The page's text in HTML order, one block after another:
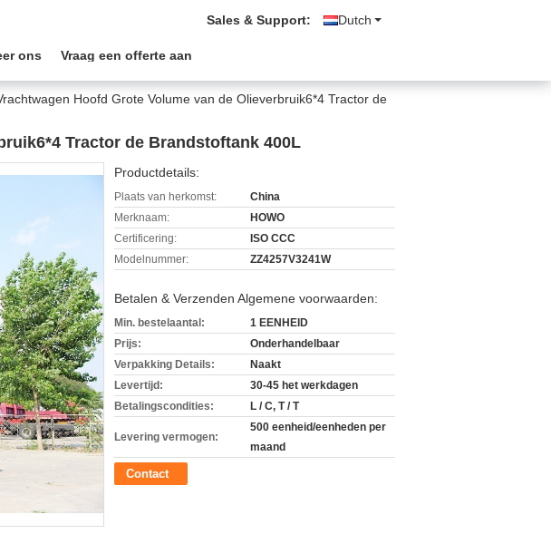
Dutch
Sales & Support:
ons Vraag een offerte aan
Hoofd Grote Volume van de Olieverbruik6*4 Tractor de
Tractor de Brandstoftank 400L
Productdetails:
Plaats van herkomst:
China
Merknaam:
HOWO
Certificering:
ISO CCC
Modelnummer:
ZZ4257V3241W
Betalen & Verzenden Algemene voorwaarden:
Min. bestelaantal:
1 EENHEID
Prijs:
Onderhandelbaar
Verpakking Details:
Naakt
Levertijd:
30-45 het werkdagen
Betalingscondities:
L / C, T / T
Levering vermogen:
500 eenheid/eenheden per
maand
Contact